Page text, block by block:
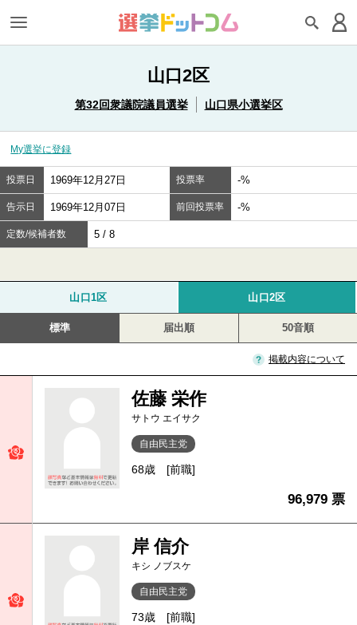
山口2区
第32回衆議院議員選挙 山口県小選挙区
My選挙に登録
投票日 1969年12月27日 投票率 -%
告示日 1969年12月07日 前回投票率 -%
定数/候補者数 5 / 8
山口1区 山口2区
標準 届出順 50音順
掲載内容について
佐藤 栄作
サトウ エイサク
自由民主党
68歳 [前職]
96,979 票
岸 信介
キシ ノブスケ
自由民主党
73歳 [前職]